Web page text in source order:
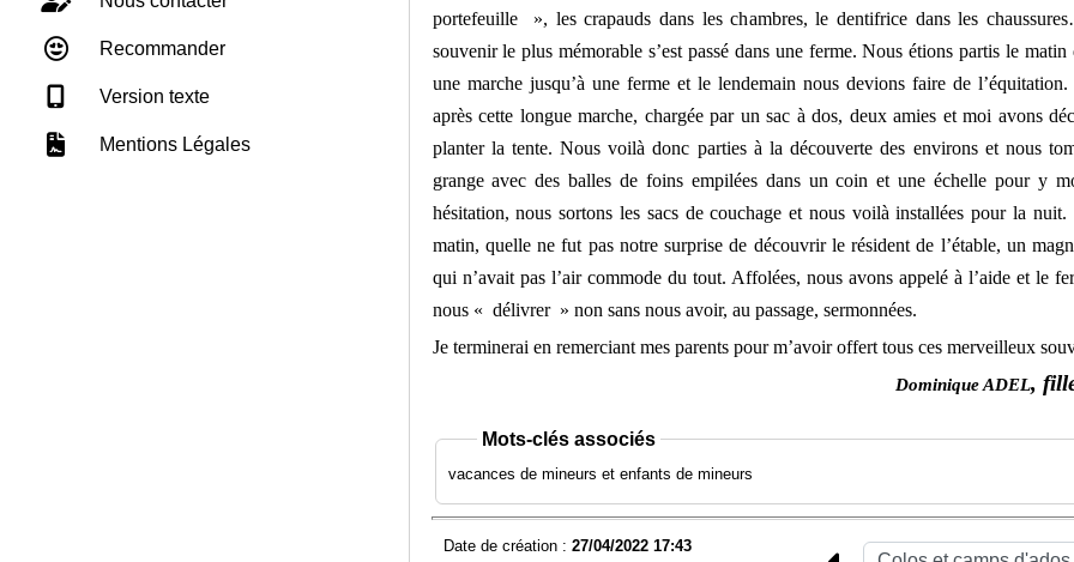
Recommander
Version texte
Mentions Légales
portefeuille », les crapauds dans les chambres, le dentifrice dans les
souvenir le plus mémorable s’est passé dans une ferme. Nous étions partis le
une marche jusqu’à une ferme et le lendemain nous devions faire de
après cette longue marche, chargée par un sac à dos, deux amies et moi avons
planter la tente. Nous voilà donc parties à la découverte des environs et nous
grange avec des balles de foins empilées dans un coin et une échelle pour y
hésitation, nous sortons les sacs de couchage et nous voilà installées pour la
matin, quelle ne fut pas notre surprise de découvrir le résident de l’étable, un
qui n’avait pas l’air commode du tout. Affolées, nous avons appelé à l’aide et le
nous « délivrer » non sans nous avoir, au passage, sermonnées.
Je terminerai en remerciant mes parents pour m’avoir offert tous ces merveilleux
Dominique ADEL,
Mots-clés associés
vacances de mineurs et enfants de mineurs
Date de création : 27/04/2022 17:43